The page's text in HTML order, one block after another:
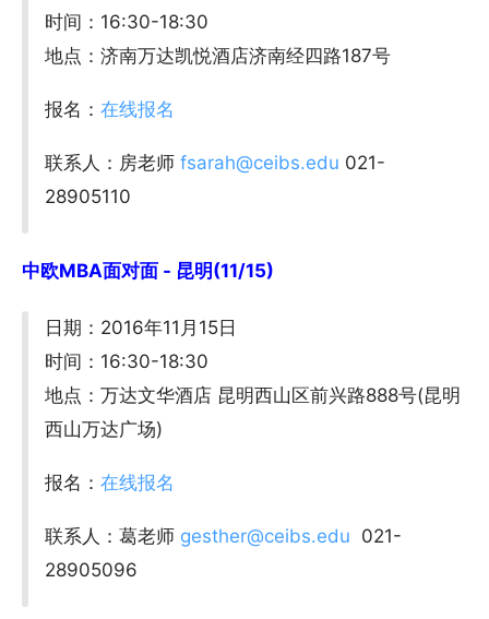
时间：16:30-18:30
地点：济南万达凯悦酒店济南经四路187号
报名：在线报名
联系人：房老师fsarah@ceibs.edu 021-
28905110
中欧MBA面对面 - 昆明(11/15)
日期：2016年11月15日
时间：16:30-18:30
地点：万达文华酒店 昆明西山区前兴路888号(昆明
西山万达广场)
报名：在线报名
联系人：葛老师 gesther@ceibs.edu 021-
28905096